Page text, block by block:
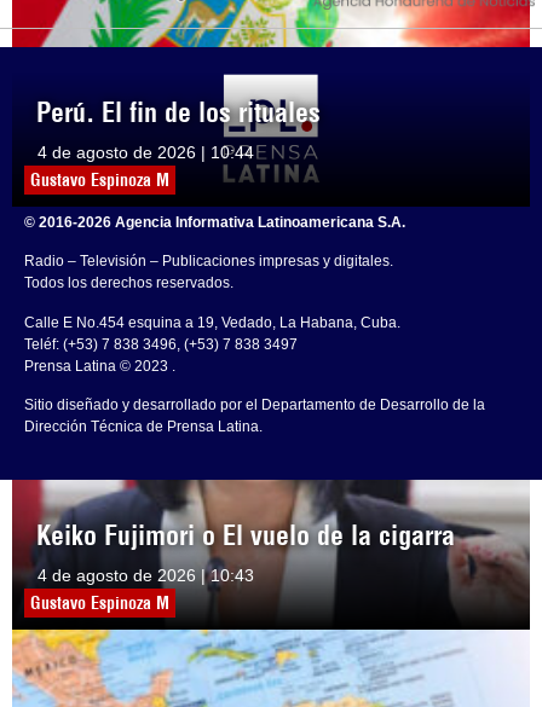
Perú. El fin de los rituales
4 de agosto de 2026 | 10:44
Gustavo Espinoza M
Keiko Fujimori o El vuelo de la cigarra
4 de agosto de 2026 | 10:43
Gustavo Espinoza M
© 2016-2026 Agencia Informativa Latinoamericana S.A.
Radio – Televisión – Publicaciones impresas y digitales.
Todos los derechos reservados.
Calle E No.454 esquina a 19, Vedado, La Habana, Cuba.
Teléf: (+53) 7 838 3496, (+53) 7 838 3497
Prensa Latina © 2023 .
Sitio diseñado y desarrollado por el Departamento de Desarrollo de la
Dirección Técnica de Prensa Latina.